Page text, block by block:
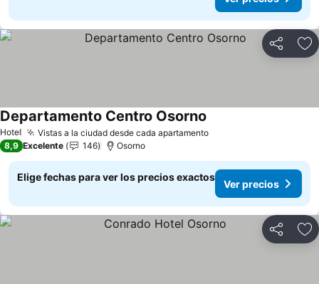
Compartir
Hotel Vistas a la ciudad desde cada apartamentoVer precios
Departamento Centro Osorno
8,9 Excelente 146 Osorno
Elige fechas para ver los precios exactos
Ver precios
Compartir